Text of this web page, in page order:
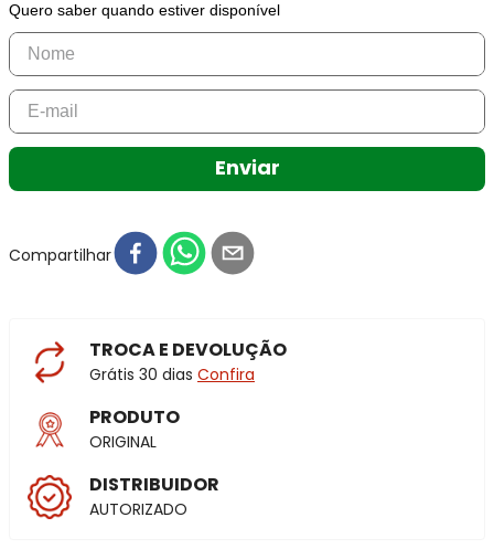
Quero saber quando estiver disponível
Enviar
Compartilhar
TROCA E DEVOLUÇÃO
Grátis 30 dias Confira
PRODUTO
ORIGINAL
DISTRIBUIDOR
AUTORIZADO